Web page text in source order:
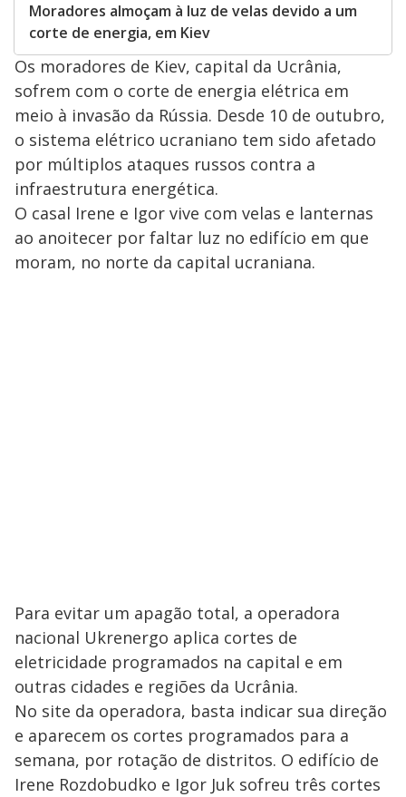
Moradores almoçam à luz de velas devido a um
corte de energia, em Kiev
Os moradores de Kiev, capital da Ucrânia,
sofrem com o corte de energia elétrica em
meio à invasão da Rússia. Desde 10 de outubro,
o sistema elétrico ucraniano tem sido afetado
por múltiplos ataques russos contra a
infraestrutura energética.
O casal Irene e Igor vive com velas e lanternas
ao anoitecer por faltar luz no edifício em que
moram, no norte da capital ucraniana.
Para evitar um apagão total, a operadora
nacional Ukrenergo aplica cortes de
eletricidade programados na capital e em
outras cidades e regiões da Ucrânia.
No site da operadora, basta indicar sua direção
e aparecem os cortes programados para a
semana, por rotação de distritos. O edifício de
Irene Rozdobudko e Igor Juk sofreu três cortes